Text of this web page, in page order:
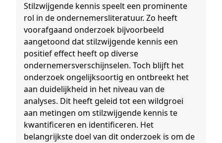
Stilzwijgende kennis speelt een prominente
rol in de ondernemersliteratuur. Zo heeft
voorafgaand onderzoek bijvoorbeeld
aangetoond dat stilzwijgende kennis een
positief effect heeft op diverse
ondernemersverschijnselen. Toch blijft het
onderzoek ongelijksoortig en ontbreekt het
aan duidelijkheid in het niveau van de
analyses. Dit heeft geleid tot een wildgroei
aan metingen om stilzwijgende kennis te
kwantificeren en identificeren. Het
belangrijkste doel van dit onderzoek is om de